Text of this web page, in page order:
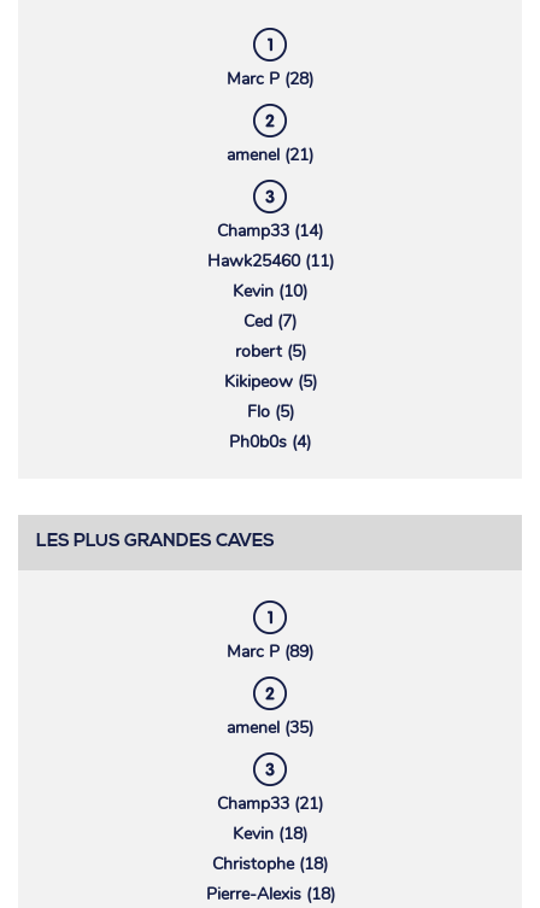
Marc P (28)
amenel (21)
Champ33 (14)
Hawk25460 (11)
Kevin (10)
Ced (7)
robert (5)
Kikipeow (5)
Flo (5)
Ph0b0s (4)
LES PLUS GRANDES CAVES
Marc P (89)
amenel (35)
Champ33 (21)
Kevin (18)
Christophe (18)
Pierre-Alexis (18)